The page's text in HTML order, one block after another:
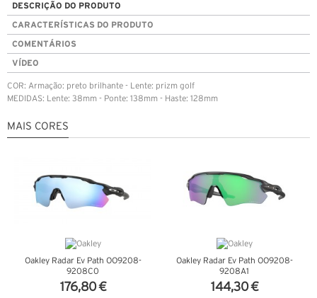
DESCRIÇÃO DO PRODUTO
CARACTERÍSTICAS DO PRODUTO
COMENTÁRIOS
VÍDEO
COR: Armação: preto brilhante - Lente: prizm golf
MEDIDAS: Lente: 38mm - Ponte: 138mm - Haste: 128mm
MAIS CORES
Oakley Radar Ev Path OO9208-
9208C0
176,80 €
Oakley Radar Ev Path OO9208-
9208A1
144,30 €